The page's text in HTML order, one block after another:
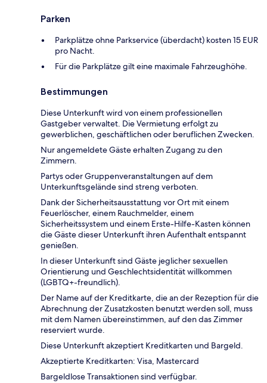
Parken
Parkplätze ohne Parkservice (überdacht) kosten 15 EUR
pro Nacht.
Für die Parkplätze gilt eine maximale Fahrzeughöhe.
Bestimmungen
Diese Unterkunft wird von einem professionellen
Gastgeber verwaltet. Die Vermietung erfolgt zu
gewerblichen, geschäftlichen oder beruflichen Zwecken.
Nur angemeldete Gäste erhalten Zugang zu den
Zimmern.
Partys oder Gruppenveranstaltungen auf dem
Unterkunftsgelände sind streng verboten.
Dank der Sicherheitsausstattung vor Ort mit einem
Feuerlöscher, einem Rauchmelder, einem
Sicherheitssystem und einem Erste-Hilfe-Kasten können
die Gäste dieser Unterkunft ihren Aufenthalt entspannt
genießen.
In dieser Unterkunft sind Gäste jeglicher sexuellen
Orientierung und Geschlechtsidentität willkommen
(LGBTQ+-freundlich).
Der Name auf der Kreditkarte, die an der Rezeption für die
Abrechnung der Zusatzkosten benutzt werden soll, muss
mit dem Namen übereinstimmen, auf den das Zimmer
reserviert wurde.
Diese Unterkunft akzeptiert Kreditkarten und Bargeld.
Akzeptierte Kreditkarten: Visa, Mastercard
Bargeldlose Transaktionen sind verfügbar.